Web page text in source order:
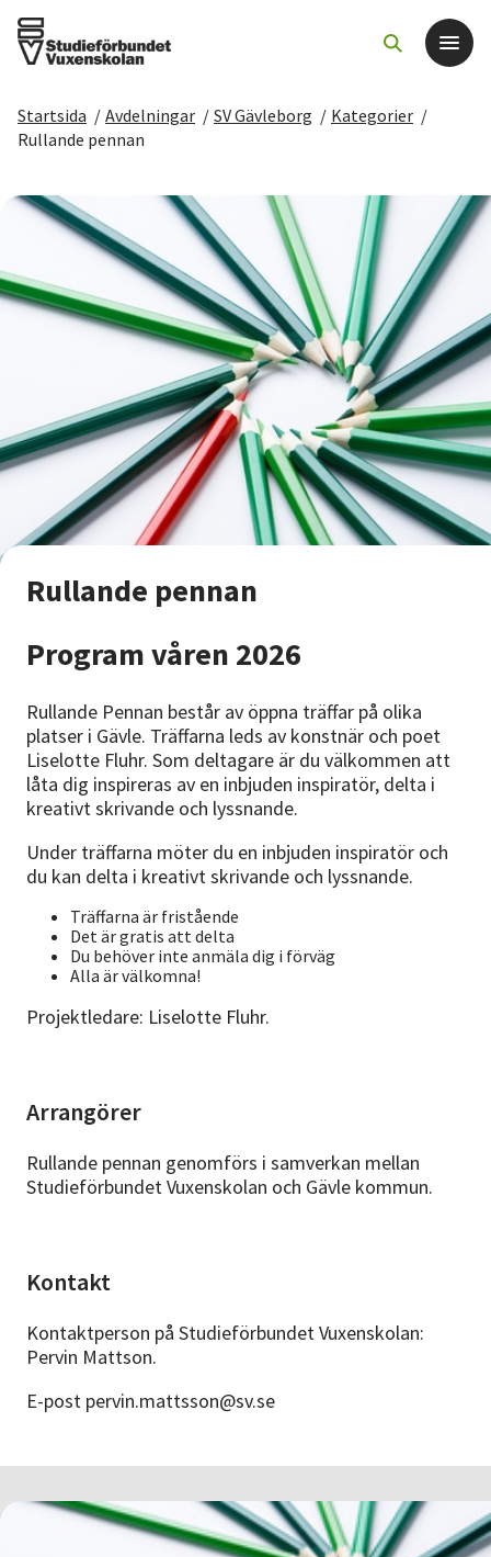
Det här gör vi
För dig som
Sök kurser och evenemang
Starta studiecirkel
Cirkelledare
Nyheter
Lyssna
Startsida / Avdelningar / SV Gävleborg / Kategorier /
Rullande pennan
Rullande pennan
Program våren 2026
Rullande Pennan består av öppna träffar på olika
platser i Gävle. Träffarna leds av konstnär och poet
Liselotte Fluhr. Som deltagare är du välkommen att
låta dig inspireras av en inbjuden inspiratör, delta i
kreativt skrivande och lyssnande.
Under träffarna möter du en inbjuden inspiratör och
du kan delta i kreativt skrivande och lyssnande.
Träffarna är fristående
Det är gratis att delta
Du behöver inte anmäla dig i förväg
Alla är välkomna!
Projektledare: Liselotte Fluhr.
Arrangörer
Rullande pennan genomförs i samverkan mellan
Studieförbundet Vuxenskolan och Gävle kommun.
Kontakt
Kontaktperson på Studieförbundet Vuxenskolan:
Pervin Mattson.
E-post pervin.mattsson@sv.se